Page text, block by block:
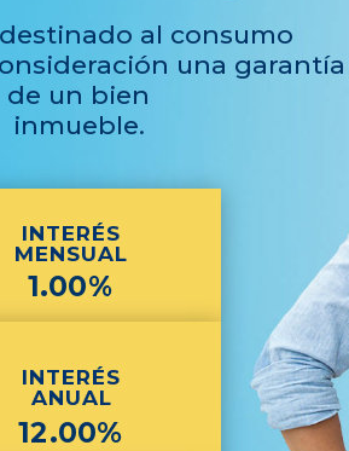
al consumo
una garantía
de un bien
inmueble.
INTERÉS
MENSUAL
1.00%
INTERÉS
ANUAL
12.00%